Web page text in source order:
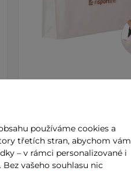
99 Kč
skladem
používáme cookies a
třetích stran, abychom vám
– v rámci personalizované i
vašeho souhlasu nic